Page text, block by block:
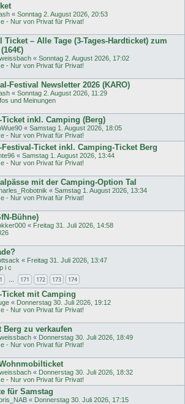
« Sonntag 2. August 2026, 20:53
- Nur von Privat für Privat!
Ticket – Alle Tage (3-Tages-Hardticket) zum
« Sonntag 2. August 2026, 17:02
- Nur von Privat für Privat!
Festival Newsletter 2026 (KARO)
« Sonntag 2. August 2026, 11:29
und Meinungen
Ticket inkl. Camping (Berg)
« Samstag 1. August 2026, 18:05
- Nur von Privat für Privat!
Festival-Ticket inkl. Camping-Ticket Berg
« Samstag 1. August 2026, 13:44
- Nur von Privat für Privat!
mit der Camping-Option Tal
« Samstag 1. August 2026, 13:34
- Nur von Privat für Privat!
Bühne)
« Freitag 31. Juli 2026, 14:58
« Freitag 31. Juli 2026, 13:47
i c
1 … 171 172 173 174
Ticket mit Camping
« Donnerstag 30. Juli 2026, 19:12
- Nur von Privat für Privat!
Berg zu verkaufen
« Donnerstag 30. Juli 2026, 18:49
- Nur von Privat für Privat!
« Donnerstag 30. Juli 2026, 18:32
- Nur von Privat für Privat!
für Samstag
« Donnerstag 30. Juli 2026, 17:15